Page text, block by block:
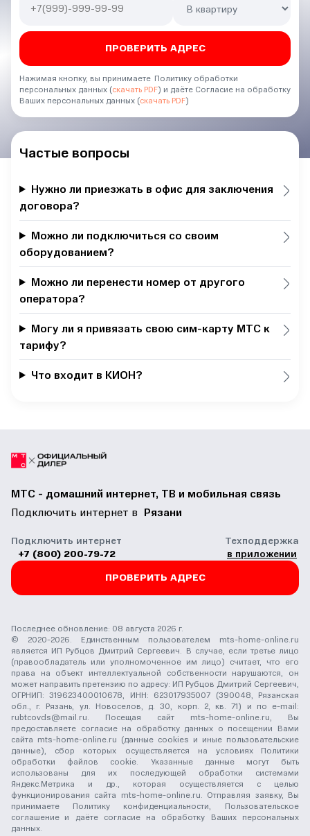
Нажимая кнопку, вы принимаете Политику обработки
персональных данных (скачать PDF) и даёте Согласие на обработку
Ваших персональных данных (скачать PDF)
Частые вопросы
Нужно ли приезжать в офис для заключения
договора?
Можно ли подключиться со своим
оборудованием?
Можно ли перенести номер от другого
оператора?
Могу ли я привязать свою сим-карту МТС к
тарифу?
Что входит в КИОН?
МТС - домашний интернет, ТВ и мобильная связь
Подключить интернет в Рязани
Подключить интернет
+7 (800) 200-79-72
Техподдержка
в приложении
ПРОВЕРИТЬ АДРЕС
Последнее обновление: 08 августа 2026 г.
© 2020-2026. Единственным пользователем mts-home-online.ru
является ИП Рубцов Дмитрий Сергеевич. В случае, если третье лицо
(правообладатель или уполномоченное им лицо) считает, что его
права на объект интеллектуальной собственности нарушаются, он
может направить претензию по адресу: ИП Рубцов Дмитрий Сергеевич,
ОГРНИП: 319623400010678, ИНН: 623017935007 (390048, Рязанская
обл., г. Рязань, ул. Новоселов, д. 30, корп. 2, кв. 71) и по e-mail:
rubtcovds@mail.ru. Посещая сайт mts-home-online.ru, Вы
предоставляете согласие на обработку данных о посещении Вами
сайта mts-home-online.ru (данные cookies и иные пользовательские
данные), сбор которых осуществляется на условиях Политики
обработки файлов cookie. Указанные данные могут быть
использованы для их последующей обработки системами
Яндекс.Метрика и др., которая осуществляется с целью
функционирования сайта mts-home-online.ru. Отправляя заявку, Вы
принимаете Политику конфиденциальности, Пользовательское
соглашение и даёте согласие на обработку Ваших персональных
данных.